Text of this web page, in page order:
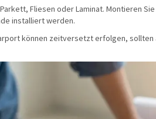
Fliesen oder Laminat. Montieren
installiert werden.
können zeitversetzt erfolgen,